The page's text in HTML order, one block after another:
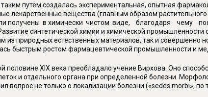
путем создалась экспериментальная, опытная
лекарственные вещества (главным образом
получены в химически чистом виде, благодаря чему
синтетической химии и химической промышленности
природных естественных материалов, так и совершенно
быстрым ростом фармацевтической промышленности и
половине XIX века преобладало учение Вирхова. Оно
и отдельного органа при определенной болезни.
вопрос не только о локализации болезни («sedes morbi», по